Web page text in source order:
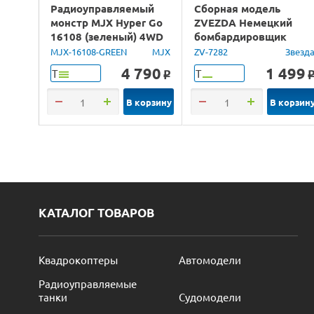
Радиоуправляемый
монстр MJX Hyper Go
16108 (зеленый) 4WD
2.4G LED 1/16 RTR
MJX-16108-GREEN MJX
Т 4 790 o
В корзину
Сборная модель
ZVEZDA Немецкий
бомбардировщик
Юнкерс Ju-88, 1/72
ZV-7282 Звезда
Т 1 499 o
В
КАТАЛОГ ТОВАРОВ
Квадрокоптеры
Автомодели
Радиоуправляемые
танки
Судомодели